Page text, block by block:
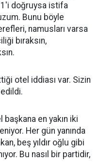
1'i doğruysa istifa
Bunu böyle
namusları varsa
bıraksın,
otel iddiası var. Sizin
edildi.
en yakın iki
Her gün yanında
beş yıldır oğlu gibi
Bu nasıl bir partidir,